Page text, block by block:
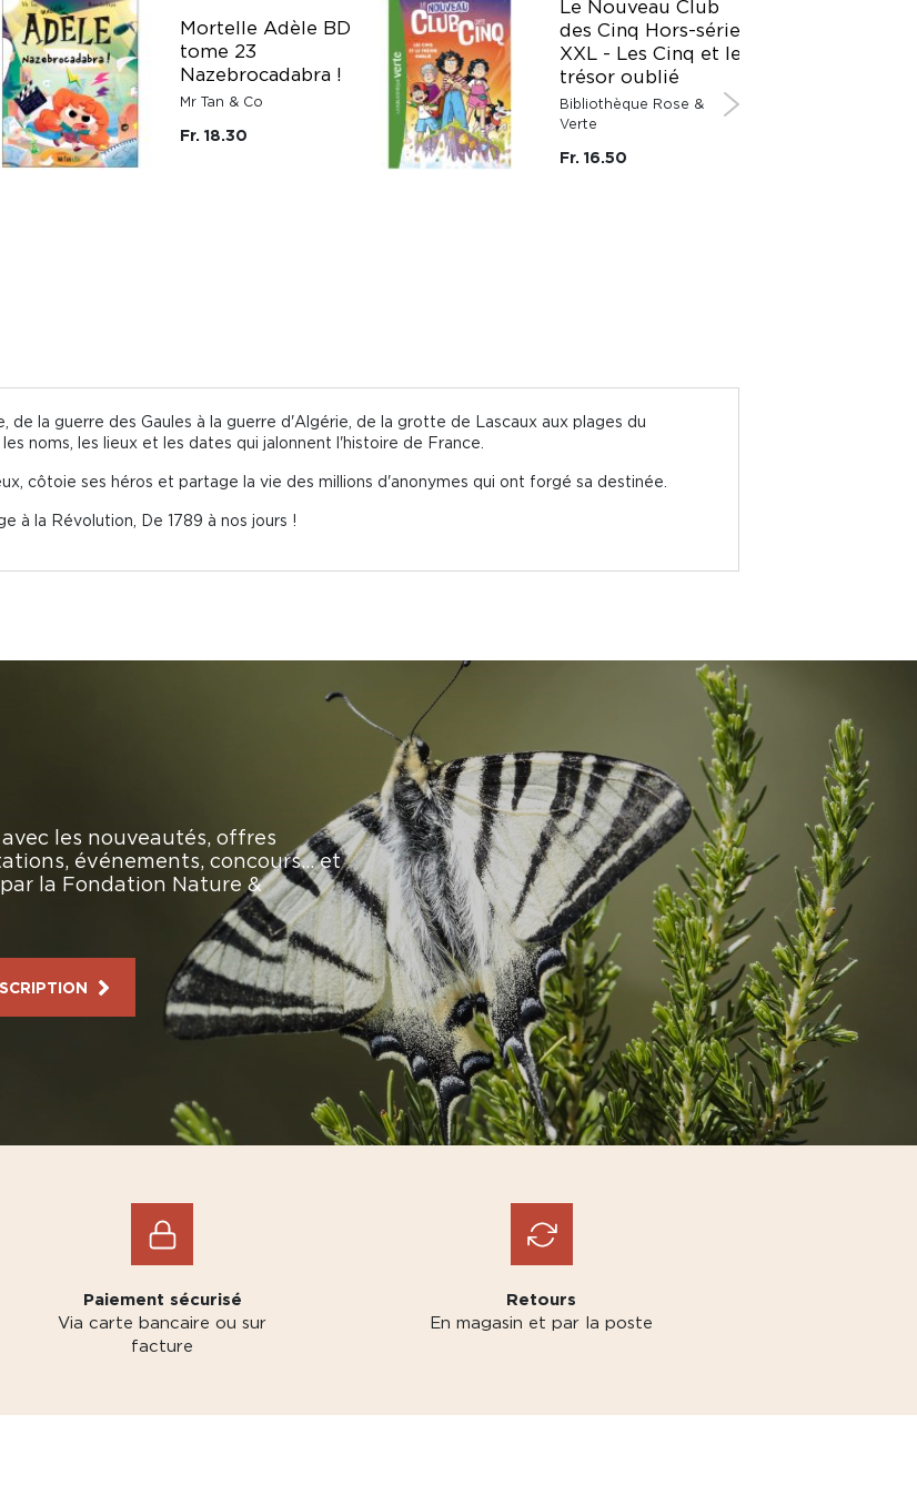
Mortelle Adèle BD
tome 23
Nazebrocadabra !
Mr Tan & Co
Fr. 18.30
Le Nouveau Club
des Cinq Hors-série
XXL - Les Cinq et le
trésor oublié
Bibliothèque Rose &
Verte
Fr. 16.50
de la guerre des Gaules à la guerre d'Algérie, de la grotte de Lascaux aux plages du
noms, les lieux et les dates qui jalonnent l'histoire de France.
côtoie ses héros et partage la vie des millions d'anonymes qui ont forgé sa destinée.
à la Révolution, De 1789 à nos jours !
les nouveautés, offres
événements, concours… et
la Fondation Nature &
Paiement sécurisé
Via carte bancaire ou sur
facture
Retours
En magasin et par la poste